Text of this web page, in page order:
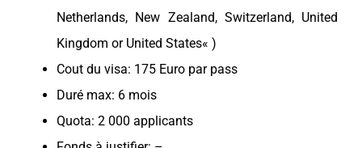
Netherlands, New Zealand, Switzerland, United
Kingdom or United States« )
Cout du visa: 175 Euro par pass
Duré max: 6 mois
Quota: 2 000 applicants